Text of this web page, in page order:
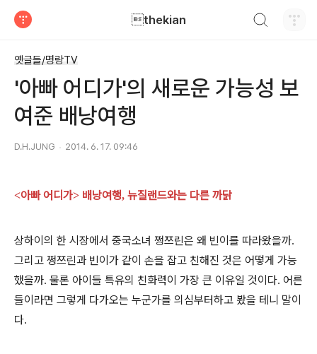
thekian
옛글들/명랑TV
'아빠 어디가'의 새로운 가능성 보
여준 배낭여행
D.H.JUNG 2014. 6. 17. 09:46
<아빠 어디가> 배낭여행, 뉴질랜드와는 다른 까닭
상하이의 한 시장에서 중국소녀 쩡쯔린은 왜 빈이를 따라왔을까.
그리고 쩡쯔린과 빈이가 같이 손을 잡고 친해진 것은 어떻게 가능
했을까. 물론 아이들 특유의 친화력이 가장 큰 이유일 것이다. 어른
들이라면 그렇게 다가오는 누군가를 의심부터하고 봤을 테니 말이
다.